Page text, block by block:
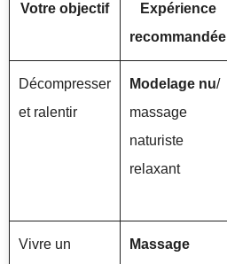
Votre objectif
Expérience
recommandée
Décompresser
et ralentir
Modelage nu/
massage
naturiste
relaxant
Vivre un
Massage